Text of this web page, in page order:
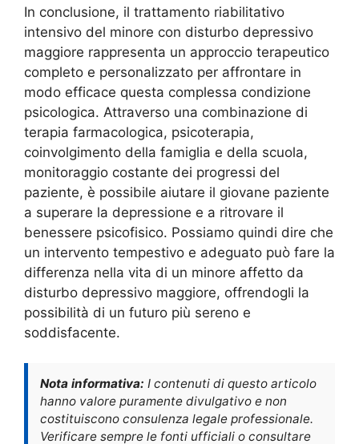
In conclusione, il trattamento riabilitativo
intensivo del minore con disturbo depressivo
maggiore rappresenta un approccio terapeutico
completo e personalizzato per affrontare in
modo efficace questa complessa condizione
psicologica. Attraverso una combinazione di
terapia farmacologica, psicoterapia,
coinvolgimento della famiglia e della scuola,
monitoraggio costante dei progressi del
paziente, è possibile aiutare il giovane paziente
a superare la depressione e a ritrovare il
benessere psicofisico. Possiamo quindi dire che
un intervento tempestivo e adeguato può fare la
differenza nella vita di un minore affetto da
disturbo depressivo maggiore, offrendogli la
possibilità di un futuro più sereno e
soddisfacente.
Nota informativa: I contenuti di questo articolo
hanno valore puramente divulgativo e non
costituiscono consulenza legale professionale.
Verificare sempre le fonti ufficiali o consultare